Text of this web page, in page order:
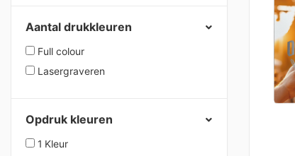
Aantal drukkleuren
Full colour
Lasergraveren
Opdruk kleuren
1 Kleur